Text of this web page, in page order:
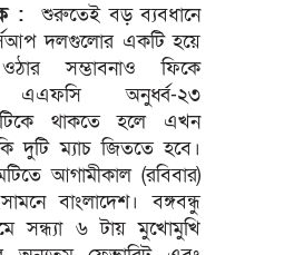
: শুরুতেই বড় ব্যবধানে
দলগুলোর একটি হয়ে
সম্ভাবনাও ফিকে
এএফসি অনুর্ধ্ব-২৩
টিকে থাকতে হলে এখন
দুটি ম্যাচ জিততে হবে।
আগামীকাল (রবিবার)
বাংলাদেশ। বঙ্গবন্ধু
সন্ধ্যা ৬ টায় মুখোমুখি